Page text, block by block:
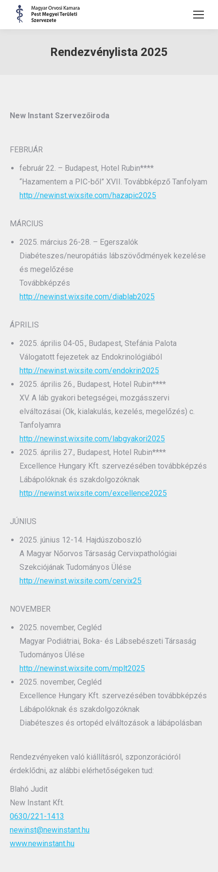
Rendezvénylista 2025
New Instant Szervezőiroda
FEBRUÁR
február 22. – Budapest, Hotel Rubin****
“Hazamentem a PIC-ből” XVII. Továbbképző Tanfolyam
http://newinst.wixsite.com/hazapic2025
MÁRCIUS
2025. március 26-28. – Egerszalók
Diabéteszes/neuropátiás lábszövődmények kezelése
és megelőzése
Továbbképzés
http://newinst.wixsite.com/diablab2025
ÁPRILIS
2025. április 04-05., Budapest, Stefánia Palota
Válogatott fejezetek az Endokrinológiából
http://newinst.wixsite.com/endokrin2025
2025. április 26., Budapest, Hotel Rubin****
XV. A láb gyakori betegségei, mozgásszervi
elváltozásai (Ok, kialakulás, kezelés, megelőzés) c.
Tanfolyamra
http://newinst.wixsite.com/labgyakori2025
2025. április 27., Budapest, Hotel Rubin****
Excellence Hungary Kft. szervezésében továbbképzés
Lábápolóknak és szakdolgozóknak
http://newinst.wixsite.com/excellence2025
JÚNIUS
2025. június 12-14. Hajdúszoboszló
A Magyar Nőorvos Társaság Cervixpathológiai
Szekciójának Tudományos Ülése
http://newinst.wixsite.com/cervix25
NOVEMBER
2025. november, Cegléd
Magyar Podiátriai, Boka- és Lábsebészeti Társaság
Tudományos Ülése
http://newinst.wixsite.com/mplt2025
2025. november, Cegléd
Excellence Hungary Kft. szervezésében továbbképzés
Lábápolóknak és szakdolgozóknak
Diabéteszes és ortopéd elváltozások a lábápolásban
Rendezvényeken való kiállításról, szponzorációról
érdeklődni, az alábbi elérhetőségeken tud:
Blahó Judit
New Instant Kft.
0630/221-1413
newinst@newinstant.hu
www.newinstant.hu